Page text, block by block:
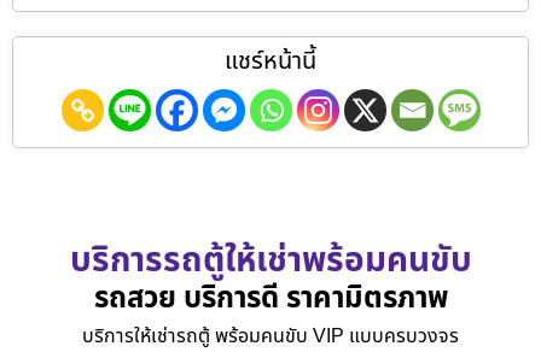
แชร์หน้านี้
บริการรถตู้ให้เช่าพร้อมคนขับ
รถสวย บริการดี ราคามิตรภาพ
บริการให้เช่ารถตู้ พร้อมคนขับ VIP แบบครบวงจร